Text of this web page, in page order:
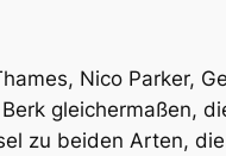
Nico Parker,
gleichermaßen,
zu beiden Arten,